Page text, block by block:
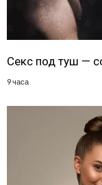
Секс под туш —
9 часа